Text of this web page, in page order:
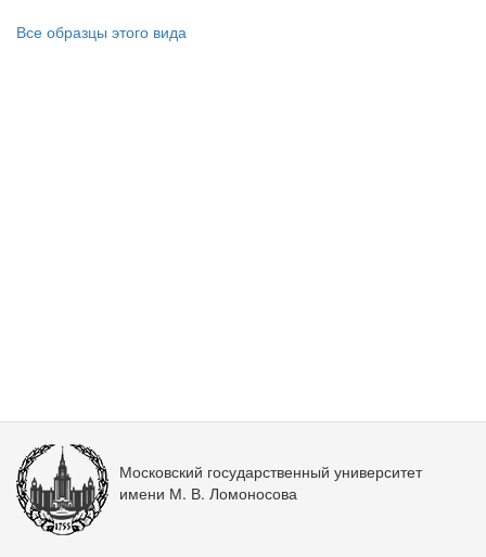
Все образцы этого вида
Московский государственный университет
имени М. В. Ломоносова